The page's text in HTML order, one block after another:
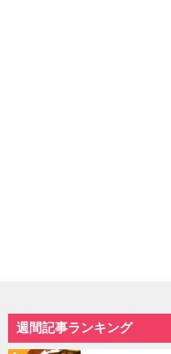
週間記事ランキング